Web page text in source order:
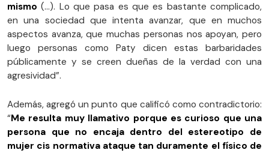
mismo (...). Lo que pasa es que es bastante complicado,
en una sociedad que intenta avanzar, que en muchos
aspectos avanza, que muchas personas nos apoyan, pero
luego personas como Paty dicen estas barbaridades
públicamente y se creen dueñas de la verdad con una
agresividad”.
Además, agregó un punto que calificó como contradictorio:
“Me resulta muy llamativo porque es curioso que una
persona que no encaja dentro del estereotipo de
mujer cis normativa ataque tan duramente el físico de